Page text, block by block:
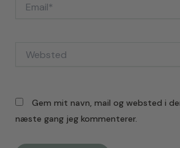
Gem mit navn, mail og websted i
næste gang jeg kommenterer.